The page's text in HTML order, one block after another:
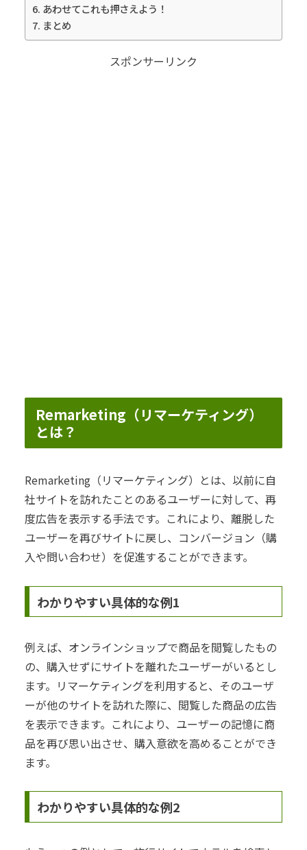
あわせてこれも押さえよう！
まとめ
スポンサーリンク
Remarketing（リマーケティング）
とは？
Remarketing（リマーケティング）とは、以前に自
社サイトを訪れたことのあるユーザーに対して、再
度広告を表示する手法です。これにより、離脱した
ユーザーを再びサイトに戻し、コンバージョン（購
入や問い合わせ）を促進することができます。
わかりやすい具体的な例1
例えば、オンラインショップで商品を閲覧したもの
の、購入せずにサイトを離れたユーザーがいるとし
ます。リマーケティングを利用すると、そのユーザ
ーが他のサイトを訪れた際に、閲覧した商品の広告
を表示できます。これにより、ユーザーの記憶に商
品を再び思い出させ、購入意欲を高めることができ
ます。
わかりやすい具体的な例2